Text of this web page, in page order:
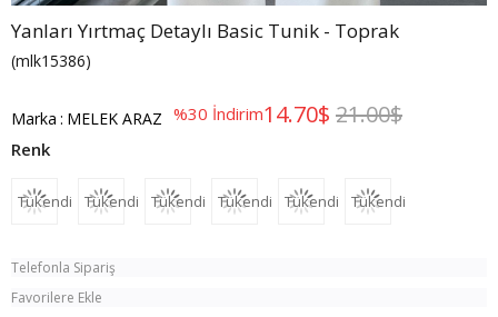
Yanları Yırtmaç Detaylı Basic Tunik - Toprak
(mlk15386)
Marka : MELEK ARAZ %30 İndirim 21.00$
14.70$
Tükendi Tükendi Tükendi Tükendi Tükendi Tükendi
Telefonla Sipariş
Favorilere Ekle